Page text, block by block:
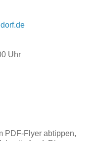
Uhr
PDF-Flyer abtippen,